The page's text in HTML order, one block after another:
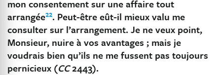
mon consentement sur une affaire tout
arrangée22. Peut-être eût-il mieux valu me
consulter sur l’arrangement. Je ne veux point,
Monsieur, nuire à vos avantages ; mais je
voudrais bien qu’ils ne me fussent pas toujours
pernicieux (CC2443).